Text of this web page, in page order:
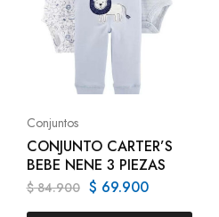
Conjuntos
CONJUNTO CARTER’S
BEBE NENE 3 PIEZAS
$84.900 $ 69.900